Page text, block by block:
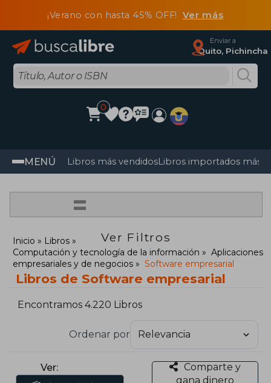
¡Verano con hasta 45% OFF! Ver más
Enviar a
Quito, Pichincha
0
MENÚ Libros más vendidosLibros importados más
=
Ver Filtros
Inicio
Libros
Computación y tecnología de la información
Aplicaciones
empresariales y de negocios
Software empresarial
Libros de Software empresarial
Encontramos 4.220 Libros
Ordenar por
Ver:
Comparte y
gana dinero